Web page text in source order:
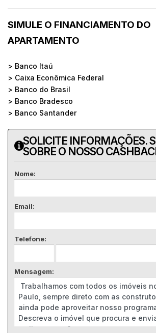
SIMULE O FINANCIAMENTO DO
APARTAMENTO
> Banco Itaú
> Caixa Econômica Federal
> Banco do Brasil
> Banco Bradesco
> Banco Santander
SOLICITE INFORMAÇÕES.
SOBRE O NOSSO
Nome:
Email:
Telefone:
Mensagem: